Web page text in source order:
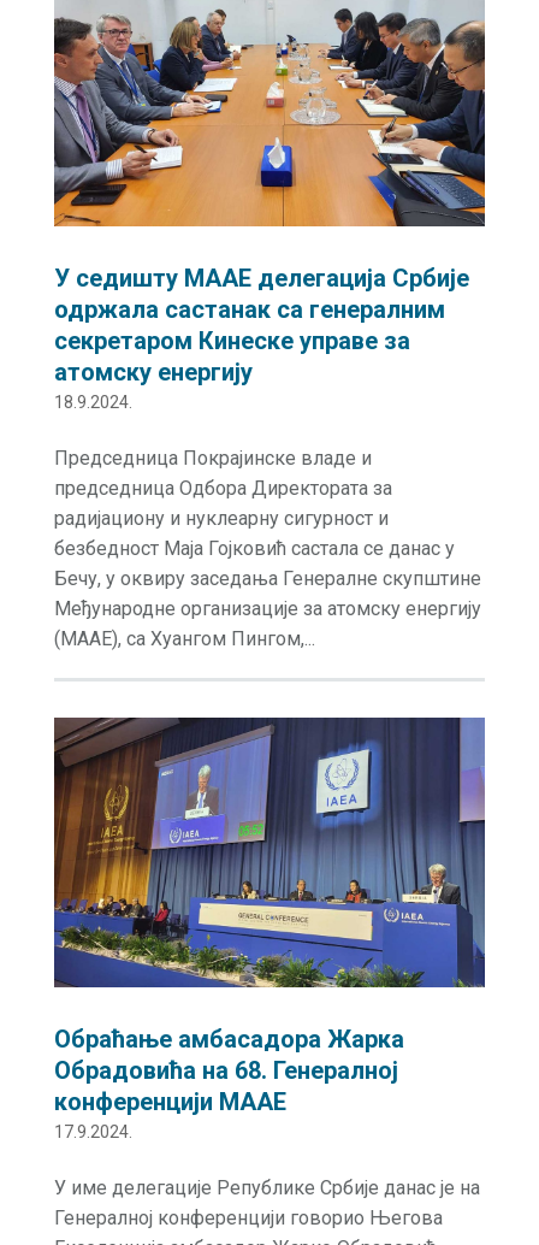
У седишту МААЕ делегација Србије
одржала састанак са генералним
секретаром Кинеске управе за
атомску енергију
18.9.2024.
Председница Покрајинске владе и
председница Одбора Директората за
радијациону и нуклеарну сигурност и
безбедност Маја Гојковић састала се данас у
Бечу, у оквиру заседања Генералне скупштине
Међународне организације за атомску енергију
(MAAE), са Хуангом Пингом,...
Обраћање амбасадора Жарка
Обрадовића на 68. Генералној
конференцији МААЕ
17.9.2024.
У име делегације Републике Србије данас је на
Генералној конференцији говорио Његова